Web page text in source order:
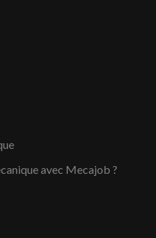
avec Mecajob ?